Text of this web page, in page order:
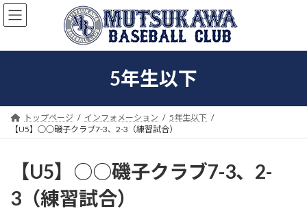
コ
ン
ナ
ビ
5年生以下
トップページ インフォメーション
5年生以下
【U5】○○磯子クラブ7-3、2-3（練習試合）
【U5】○○磯子クラブ7-3、2-
3（練習試合）